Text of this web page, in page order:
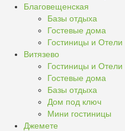
Благовещенская
Базы отдыха
Гостевые дома
Гостиницы и Отели
Витязево
Гостиницы и Отели
Гостевые дома
Базы отдыха
Дом под ключ
Мини гостиницы
Джемете